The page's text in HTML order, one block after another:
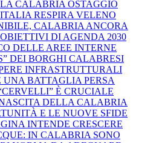
CALABRIA OSTAGGIO
RESPIRA VELENO
CALABRIA ANCORA
DI AGENDA 2030
DELLE AREE INTERNE
DEI BORGHI CALABRESI
INFRASTRUTTURALI
UNA BATTAGLIA PERSA
È CRUCIALE
DELLA CALABRIA
E LE NUOVE SFIDE
INTENDE CRESCERE
IN CALABRIA SONO